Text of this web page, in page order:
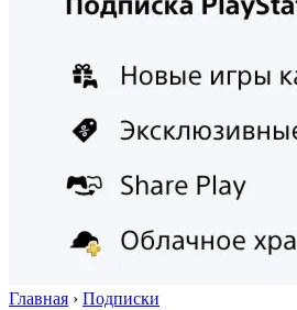
Главная › Подписки